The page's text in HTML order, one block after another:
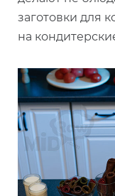
заготовки для
на